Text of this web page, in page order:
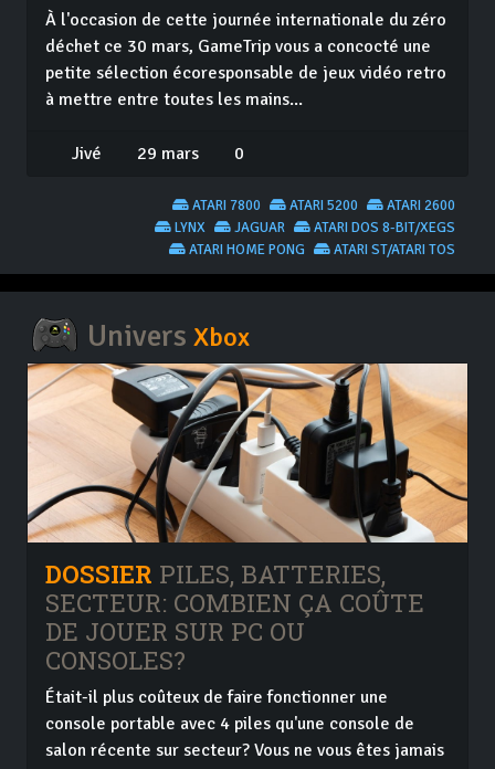
À l'occasion de cette journée internationale du zéro
déchet ce 30 mars, GameTrip vous a concocté une
petite sélection écoresponsable de jeux vidéo retro
à mettre entre toutes les mains...
Jivé 29 mars 0
ATARI 2600
ATARI 5200
ATARI 7800
ATARI DOS 8-BIT/XEGS
JAGUAR
LYNX
ATARI ST/ATARI TOS
ATARI HOME PONG
Univers Xbox
DOSSIER PILES, BATTERIES,
SECTEUR: COMBIEN ÇA COÛTE
DE JOUER SUR PC OU
CONSOLES?
Était-il plus coûteux de faire fonctionner une
console portable avec 4 piles qu'une console de
salon récente sur secteur? Vous ne vous êtes jamais